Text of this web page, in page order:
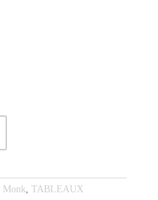
Monk, TABLEAUX